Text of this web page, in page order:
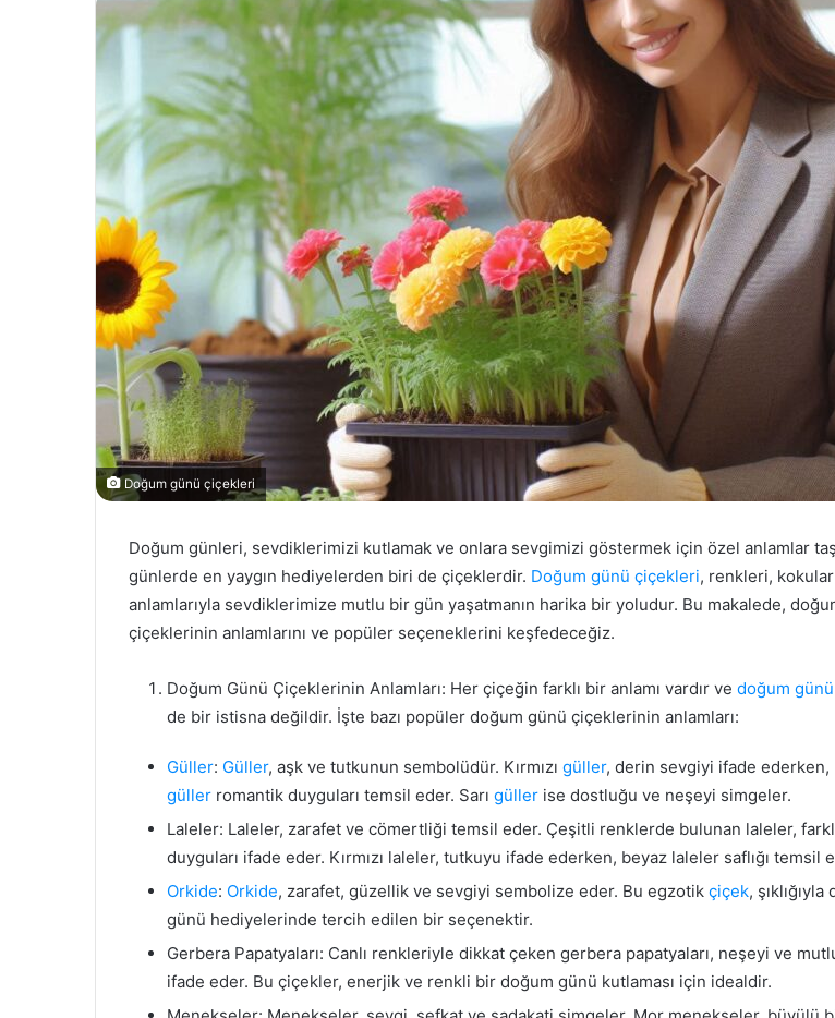
Doğum günü çiçekleri
Doğum günleri, sevdiklerimizi kutlamak ve onlara sevgimizi göstermek için özel anlamlar
günlerde en yaygın hediyelerden biri de çiçeklerdir. Doğum günü çiçekleri, renkleri,
anlamlarıyla sevdiklerimize mutlu bir gün yaşatmanın harika bir yoludur. Bu makalede,
çiçeklerinin anlamlarını ve popüler seçeneklerini keşfedeceğiz.
Doğum Günü Çiçeklerinin Anlamları: Her çiçeğin farklı bir anlamı vardır ve doğum
de bir istisna değildir. İşte bazı popüler doğum günü çiçeklerinin anlamları:
Güller: Güller, aşk ve tutkunun sembolüdür. Kırmızı güller, derin sevgiyi ifade ederken,
güller romantik duyguları temsil eder. Sarı güller ise dostluğu ve neşeyi simgeler.
Laleler: Laleler, zarafet ve cömertliği temsil eder. Çeşitli renklerde bulunan laleler,
duyguları ifade eder. Kırmızı laleler, tutkuyu ifade ederken, beyaz laleler saflığı temsil
Orkide: Orkide, zarafet, güzellik ve sevgiyi sembolize eder. Bu egzotik çiçek, şıklığıyla
günü hediyelerinde tercih edilen bir seçenektir.
Gerbera Papatyaları: Canlı renkleriyle dikkat çeken gerbera papatyaları, neşeyi ve
ifade eder. Bu çiçekler, enerjik ve renkli bir doğum günü kutlaması için idealdir.